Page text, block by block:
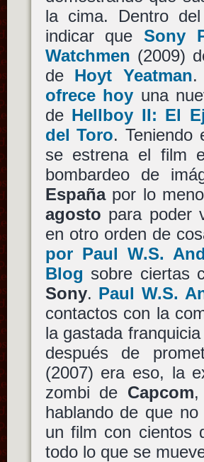
la cima. Dentro
indicar que Sony
Watchmen (2009)
de Hoyt Yeatman.
ofrece hoy una
de Hellboy II: El
del Toro. Teniendo
se estrena el film
bombardeo de
Españapor lo
agosto para poder
en otro orden de
por Paul W.S.
Blog sobre ciertas
Sony. Paul W.S.
contactos con la
la gastada franquicia
después de
(2007) era eso, la
zombi de Capcom,
hablando de que
un film con cientos
todo lo que se